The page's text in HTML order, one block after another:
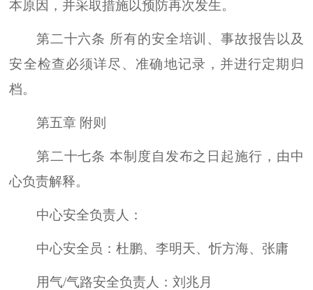
本原因，并采取措施以预防再次发生。
第二十六条 所有的安全培训、事故报告以及
安全检查必须详尽、准确地记录，并进行定期归
档。
第五章 附则
第二十七条 本制度自发布之日起施行，由中
心负责解释。
中心安全负责人：
中心安全员：杜鹏、李明天、忻方海、张庸
用气/气路安全负责人：刘兆月